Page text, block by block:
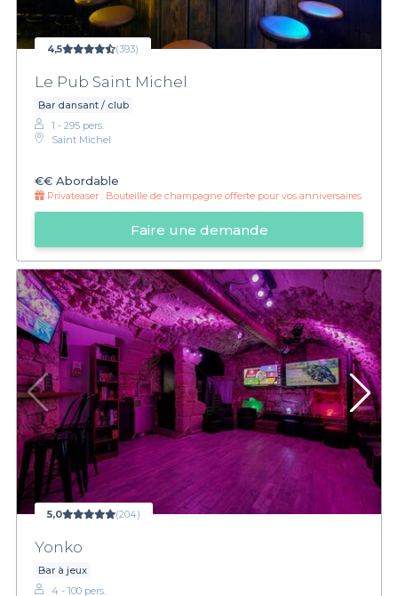
4,5 (393)
Le Pub Saint Michel
Bar dansant / club
1 - 295 pers.
Saint Michel
€€ Abordable
Privateaser : Bouteille de champagne offerte pour vos anniversaires
Faire une demande
5,0 (204)
Yonko
Bar à jeux
4 - 100 pers.